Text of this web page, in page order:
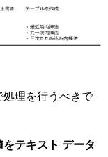
理を行うべきで
テキスト データ